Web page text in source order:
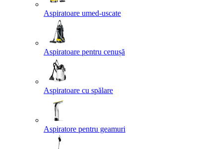
Aspiratoare umed-uscate
Aspiratoare pentru cenușă
Aspiratoare cu spălare
Aspiratore pentru geamuri